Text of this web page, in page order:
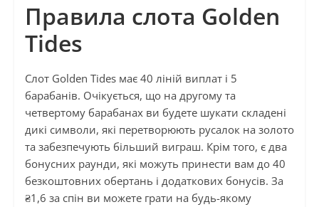
Правила слота Golden
Tides
Слот Golden Tides має 40 ліній виплат і 5
барабанів. Очікується, що на другому та
четвертому барабанах ви будете шукати складені
дикі символи, які перетворюють русалок на золото
та забезпечують більший виграш. Крім того, є два
бонусних раунди, які можуть принести вам до 40
безкоштовних обертань і додаткових бонусів. За
₴1,6 за спін ви можете грати на будь-якому